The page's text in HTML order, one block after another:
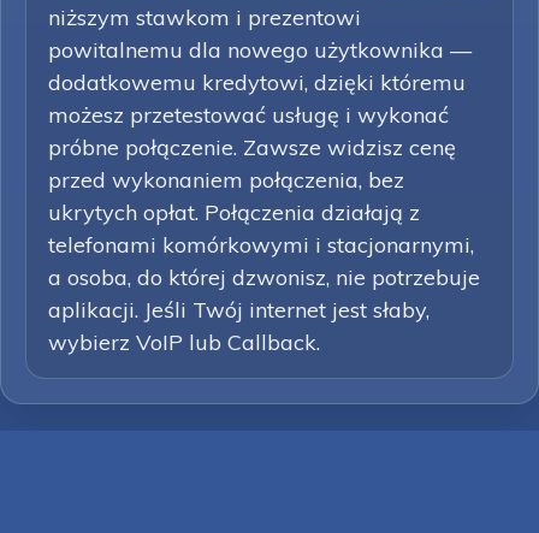
niższym stawkom i prezentowi
powitalnemu dla nowego użytkownika —
dodatkowemu kredytowi, dzięki któremu
możesz przetestować usługę i wykonać
próbne połączenie. Zawsze widzisz cenę
przed wykonaniem połączenia, bez
ukrytych opłat. Połączenia działają z
telefonami komórkowymi i stacjonarnymi,
a osoba, do której dzwonisz, nie potrzebuje
aplikacji. Jeśli Twój internet jest słaby,
wybierz VoIP lub Callback.